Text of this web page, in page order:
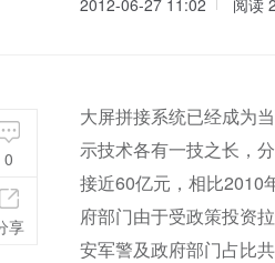
2012-06-27 11:02 阅读
大屏拼接系统已经成为
示技术各有一技之长，
接近60亿元，相比2010
府部门由于受政策投资
安军警及政府部门占比共
0
享